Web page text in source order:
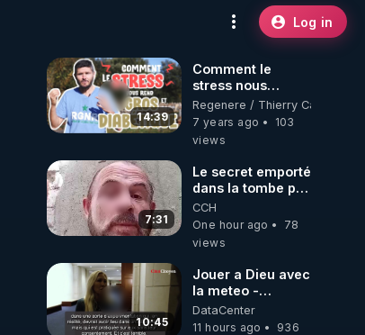
Log in
14:39
Comment le
stress nous
amène au
surpoids et au
diabète
Regenere / Thierry
7 years ago
103
views
7:31
Le secret emporté
dans la tombe par
le Commandant
Cousteau le 25
juin 1997
CCH
One hour ago
78
views
10:45
Jouer a Dieu avec
la meteo -
Citoicitoyen
DataCenter
11 hours ago
936